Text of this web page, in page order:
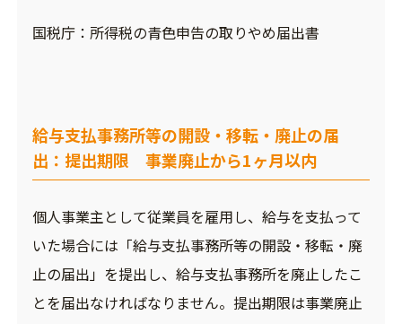
国税庁： 所得税の青色申告の取りやめ届出書
給与支払事務所等の開設・移転・廃止の届
出：提出期限 事業廃止から1ヶ月以内
個人事業主として従業員を雇用し、給与を支払って
いた場合には「給与支払事務所等の開設・移転・廃
止の届出」を提出し、給与支払事務所を廃止したこ
とを届出なければなりません。提出期限は事業廃止